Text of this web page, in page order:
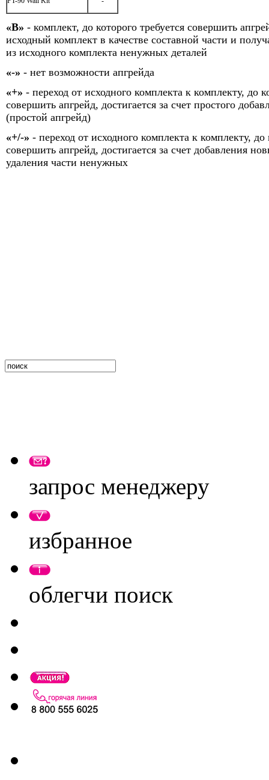
«В» - комплект, до которого требуется совершить
исходный комплект в качестве составной части и
из исходного комплекта ненужных деталей
«-» - нет возможности апгрейда
«+» - переход от исходного комплекта к комплекту, до
совершить апгрейд, достигается за счет простого
(простой апгрейд)
«+/-» - переход от исходного комплекта к комплекту, до
совершить апгрейд, достигается за счет добавления
удаления части ненужных
запрос менеджеру
избранное
облегчи поиск